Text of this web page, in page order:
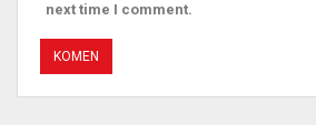
next time I comment.